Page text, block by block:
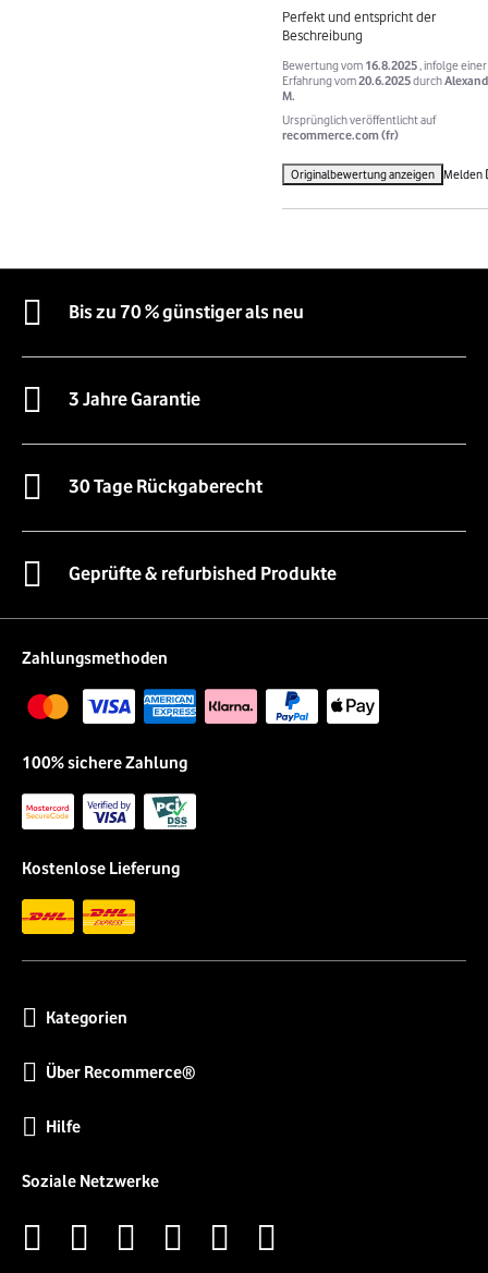
Perfekt und entspricht der
Beschreibung
Bewertung vom 16.8.2025 , infolge einer
Erfahrung vom20.6.2025durch
M.
Ursprünglich veröffentlicht auf
recommerce.com (fr)
Originalbewertung anzeigen Melden
Bis zu 70 % günstiger als neu
3 Jahre Garantie
30 Tage Rückgaberecht
Geprüfte & refurbished Produkte
Zahlungsmethoden
100% sichere Zahlung
Kostenlose Lieferung
Kategorien
Über Recommerce®
Hilfe
Soziale Netzwerke